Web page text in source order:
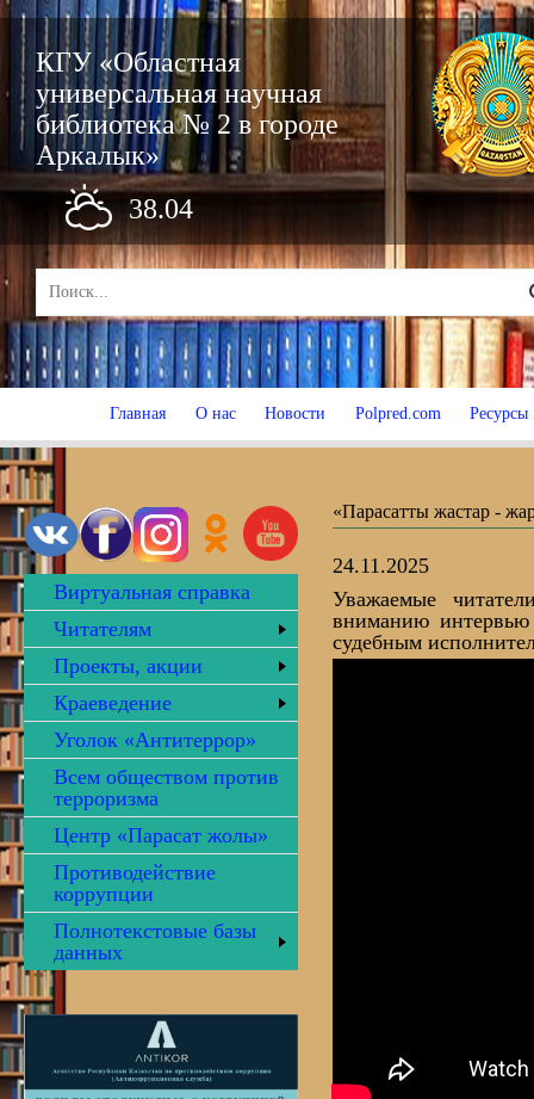
КГУ «Областная
универсальная научная
библиотека № 2 в городе
Аркалык»
38.04
Главная О нас Новости Polpred.com Ресурсы
Виртуальная справка
Читателям
Проекты, акции
Краеведение
Уголок «Антитеррор»
Всем обществом против
терроризма
Центр «Парасат жолы»
Противодействие
коррупции
Полнотекстовые базы
данных
«Парасатты жастар -
24.11.2025
Уважаемые
вниманию
судебным